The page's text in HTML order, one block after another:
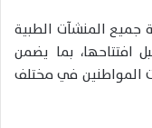
المنشآت الطبية
افتتاحها، بما يضمن
المواطنين في مختلف